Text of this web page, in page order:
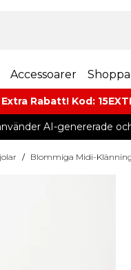
Accessoarer
Extra Rabatt! Kod:
AI-genererade
/ Blommiga Midi-